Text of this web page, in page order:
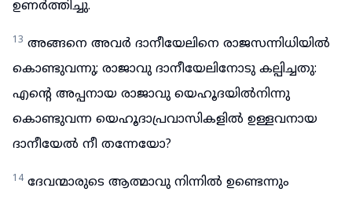
ഉണർത്തിച്ചു.
13 അങ്ങനെ അവർ ദാനീയേലിനെ രാജസന്നിധിയിൽ
കൊണ്ടുവന്നു; രാജാവു ദാനീയേലിനോടു കല്പിച്ചതു:
എന്റെ അപ്പനായ രാജാവു യെഹൂദയിൽനിന്നു
കൊണ്ടുവന്ന യെഹൂദാപ്രവാസികളിൽ ഉള്ളവനായ
ദാനീയേൽ നീ തന്നേയോ?
14 ദേവന്മാരുടെ ആത്മാവു നിന്നിൽ ഉണ്ടെന്നും